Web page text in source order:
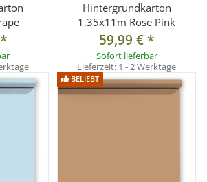
*
Hintergrundkarton
1,35x11m Rose Pink
59,99 €*
Sofort lieferbar
Lieferzeit: 1 - 2 Werktage
BELIEBT